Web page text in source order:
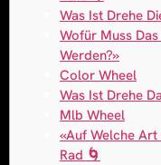
Was Ist Drehe
Wofür Muss
Werden?»
Color Wheel
Was Ist Drehe
Mlb Wheel
«Auf Welche Art
Rad 🌀